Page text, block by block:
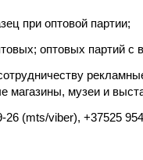
при оптовой партии;
оптовых партий с
магазины, музеи и
(mts/viber), +37525